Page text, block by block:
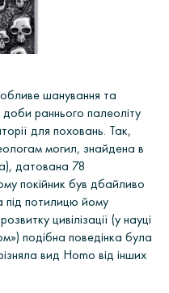
шанування та
раннього палеоліту
для поховань. Так,
могил, знайдена в
), датована 78
покійник був дбайливо
під потилицю йому
цивілізації (у науці
) подібна поведінка була
вид Homo від інших